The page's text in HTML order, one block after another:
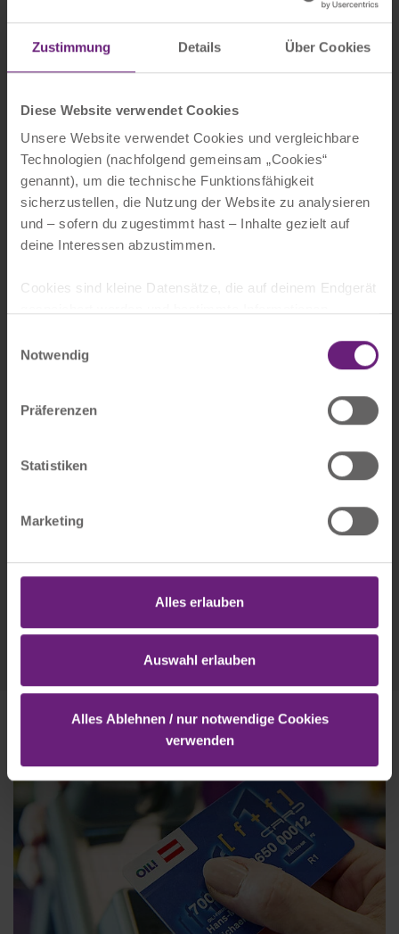
Zustimmung Details Über Cookies
Diese Website verwendet Cookies
Unsere Website verwendet Cookies und vergleichbare
Technologien (nachfolgend gemeinsam „Cookies“
genannt), um die technische Funktionsfähigkeit
sicherzustellen, die Nutzung der Website zu analysieren
und – sofern du zugestimmt hast – Inhalte gezielt auf
deine Interessen abzustimmen.
Cookies sind kleine Datensätze, die auf deinem Endgerät
Informationen oder die Besuchsdauer. Bei einem
erneuten Besuch können diese Informationen abgerufen
werden, um dir ein verbessertes Nutzererlebnis zu
bieten.
Weitere Informationen findest du unter "Details" oder
Notwendig
Präferenzen
Statistiken
Marketing
Alles erlauben
Auswahl erlauben
Alles Ablehnen / nur notwendige Cookies
verwenden
Kundenkarten
Akzeptierte Zahlungsmittel:
MasterCard
V Pay
Diners
American Express
Google Pay
girocard (ehemals EC-Karte)
DKV
Novofleet